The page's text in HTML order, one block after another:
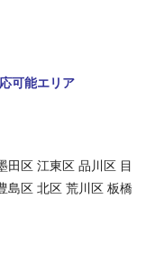
可能エリア
田区 江東区 品川区 目
島区 北区 荒川区 板橋